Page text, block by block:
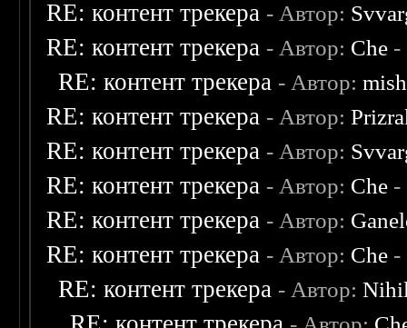
RE: контент трекера - Автор:
RE: контент трекера - Автор: Che -
RE: контент трекера - Автор:
RE: контент трекера - Автор:
RE: контент трекера - Автор:
RE: контент трекера - Автор: Che -
RE: контент трекера - Автор:
RE: контент трекера - Автор: Che -
RE: контент трекера - Автор: